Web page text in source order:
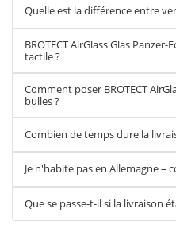
Quelle est la différence entre
BROTECT AirGlass Glas
tactile ?
Comment poser BROTECT
bulles ?
Combien de temps dure la
Je n'habite pas en Allemagne –
Que se passe-t-il si la livraison